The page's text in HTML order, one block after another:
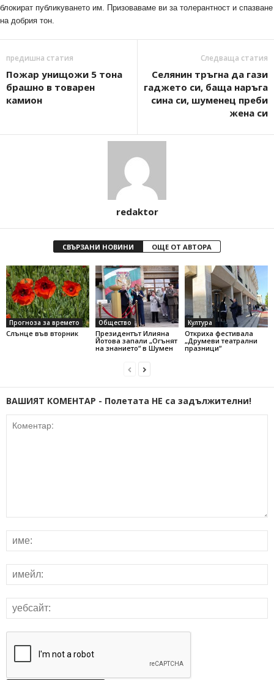
блокират публикуването им. Призоваваме ви за толерантност и спазване
на добрия тон.
предишна статия
Пожар унищожи 5 тона
брашно в товарен
камион
Следваща статия
Селянин тръгна да гази
гаджето си, баща наръга
сина си, шуменец преби
жена си
redaktor
СВЪРЗАНИ НОВИНИ ОЩЕ ОТ АВТОРА
Прогноза за времето
Слънце във вторник
Общество
Президентът Илияна
Йотова запали „Огънят
на знанието“ в Шумен
Култура
Откриха фестивала
„Друмеви театрални
празници“
ВАШИЯТ КОМЕНТАР - Полетата НЕ са задължителни!